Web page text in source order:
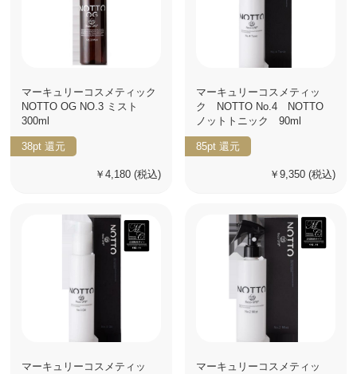
マーキュリーコスメティック
NOTTO OG NO.3 ミスト
300ml
38pt 還元
￥4,180 (税込)
マーキュリーコスメティッ
ク NOTTO No.4 NOTTO
ノットトニック 90ml
85pt 還元
￥9,350 (税込)
マーキュリーコスメティッ
マーキュリーコスメティッ